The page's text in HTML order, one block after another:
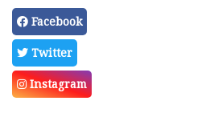
Facebook
Twitter
Instagram